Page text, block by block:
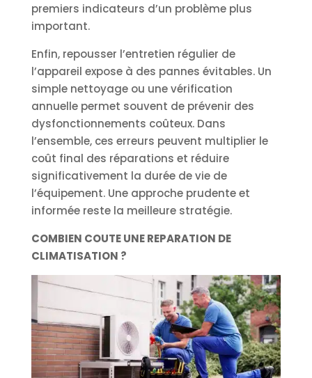
premiers indicateurs d’un problème plus
important.
Enfin, repousser l’entretien régulier de
l’appareil expose à des pannes évitables. Un
simple nettoyage ou une vérification
annuelle permet souvent de prévenir des
dysfonctionnements coûteux. Dans
l’ensemble, ces erreurs peuvent multiplier le
coût final des réparations et réduire
significativement la durée de vie de
l’équipement. Une approche prudente et
informée reste la meilleure stratégie.
COMBIEN COUTE UNE REPARATION DE
CLIMATISATION ?